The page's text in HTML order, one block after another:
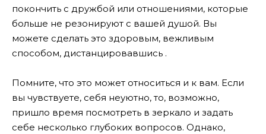
покончить с дружбой или отношениями, которые
больше не резонируют с вашей душой. Вы
можете сделать это здоровым, вежливым
способом, дистанцировавшись .
Помните, что это может относиться и к вам. Если
вы чувствуете, себя неуютно, то, возможно,
пришло время посмотреть в зеркало и задать
себе несколько глубоких вопросов. Однако,